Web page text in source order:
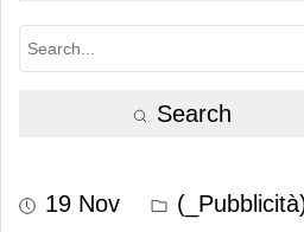
Search
19 Nov